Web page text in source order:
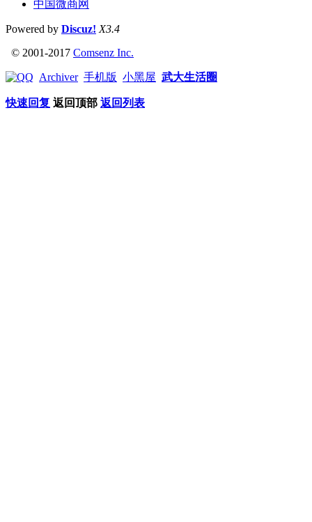
中国微商网
Powered by Discuz! X3.4
© 2001-2017 Comsenz Inc.
Archiver 手机版 小黑屋 武大生活圈
快速回复 返回顶部 返回列表